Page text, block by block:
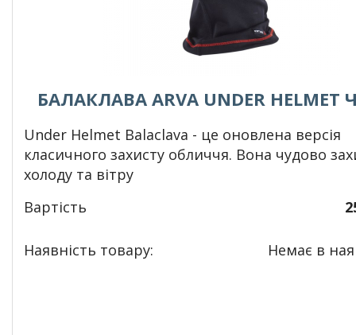
БАЛАКЛАВА ARVA UNDER HELMET
Under Helmet Balaclava - це оновлена ​​версія
класичного захисту обличчя. Вона чудово
холоду та вітру
Вартість
Наявність товару: Немає в